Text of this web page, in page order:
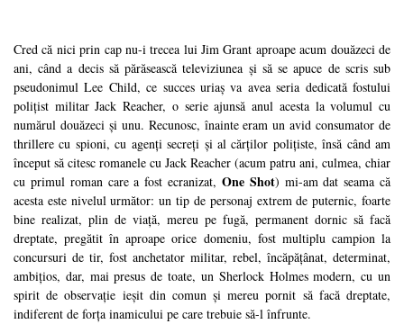
Cred că nici prin cap nu-i trecea lui Jim Grant aproape acum douăzeci de
ani, când a decis să părăsească televiziunea și să se apuce de scris sub
pseudonimul Lee Child, ce succes uriaș va avea seria dedicată fostului
polițist militar Jack Reacher, o serie ajunsă anul acesta la volumul cu
numărul douăzeci și unu. Recunosc, înainte eram un avid consumator de
thrillere cu spioni, cu agenți secreți și al cărților polițiste, însă când am
început să citesc romanele cu Jack Reacher (acum patru ani, culmea, chiar
cu primul roman care a fost ecranizat, One Shot) mi-am dat seama că
acesta este nivelul următor: un tip de personaj extrem de puternic, foarte
bine realizat, plin de viață, mereu pe fugă, permanent dornic să facă
dreptate, pregătit în aproape orice domeniu, fost multiplu campion la
concursuri de tir, fost anchetator militar, rebel, încăpățânat, determinat,
ambițios, dar, mai presus de toate, un Sherlock Holmes modern, cu un
spirit de observație ieșit din comun și mereu pornit să facă dreptate,
indiferent de forța inamicului pe care trebuie să-l înfrunte.